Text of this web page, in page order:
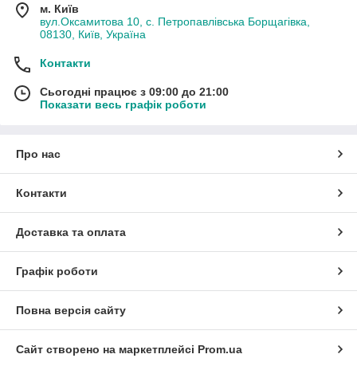
м. Київ
вул.Оксамитова 10, с. Петропавлівська Борщагівка,
08130, Київ, Україна
Контакти
Сьогодні працює з 09:00 до 21:00
Показати весь графік роботи
Про нас
Контакти
Доставка та оплата
Графік роботи
Повна версія сайту
Сайт створено на маркетплейсі Prom.ua